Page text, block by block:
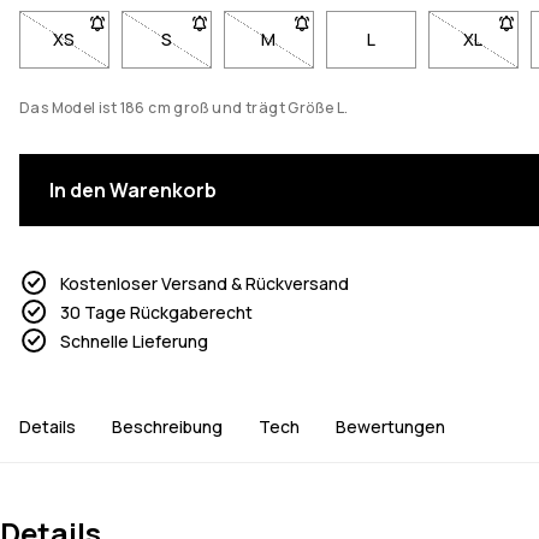
XS- Größe XS nicht verfügbar. Klicke, um benachrichtigt zu
S- Größe S nicht verfügbar. Klicke, um
M- Größe M nicht verfügbar. Klicke,
L XL- Größe
Das Model ist 186 cm groß und trägt Größe L.
In den Warenkorb
Kostenloser Versand & Rückversand
30 Tage Rückgaberecht
Schnelle Lieferung
Details Beschreibung Tech Bewertungen